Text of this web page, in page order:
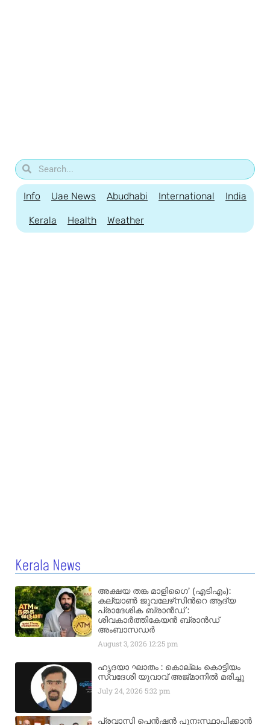
Info Uae News Abudhabi International India
Kerala Health Weather
Kerala News
അക്ഷയ തങ്ക മാളിഗൈ’ (എടിഎം):
കല്യാണ്‍ ജുവലേഴ്‌സിന്‍റെ ആദ്യ
പ്രാദേശിക ബ്രാന്‍ഡ് :
ശിവകാര്‍ത്തികേയന്‍ ബ്രാന്‍ഡ്
അംബാസഡര്‍
August 3, 2026 12:25 pm
ഹൃദയാ ഘാതം : കൊല്ലം കൊട്ടിയം
സ്വദേശി യുവാവ് അജ്മാനിൽ മരിച്ചു
July 24, 20265:32 pm
പ്രവാസി പെൻഷൻ പുനഃസ്ഥാപിക്കാൻ